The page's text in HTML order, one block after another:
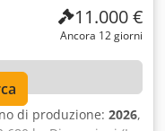
11.000 €
Ancora 12 giorni
di produzione: 2026,